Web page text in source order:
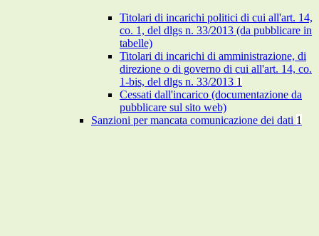
Titolari di incarichi politici di cui all'art. 14,
co. 1, del dlgs n. 33/2013 (da pubblicare in
tabelle)
Titolari di incarichi di amministrazione, di
direzione o di governo di cui all'art. 14, co.
1-bis, del dlgs n. 33/2013 1
Cessati dall'incarico (documentazione da
pubblicare sul sito web)
Sanzioni per mancata comunicazione dei dati 1